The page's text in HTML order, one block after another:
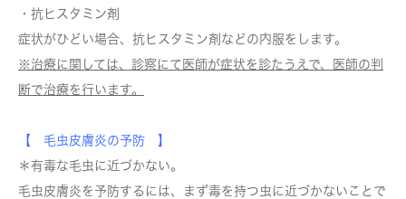
・抗ヒスタミン剤
症状がひどい場合、抗ヒスタミン剤などの内服をします。
※治療に関しては、診察にて医師が症状を診たうえで、医師の判
断で治療を行います。
【 毛虫皮膚炎の予防 】
＊有毒な毛虫に近づかない。
毛虫皮膚炎を予防するには、まず毒を持つ虫に近づかないことで